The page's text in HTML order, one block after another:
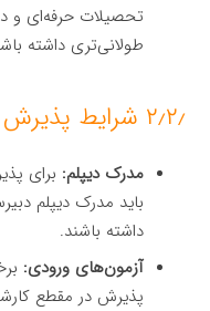
تحصیلات حرفه‌ای و
طولانی‌تری داشته
۲٫۲٫ شرایط پذیرش برای مقطع کارشناسی
مدرک دیپلم: برای
باید مدرک دیپلم
داشته باشند.
آزمون‌های ورودی:
پذیرش در مقطع